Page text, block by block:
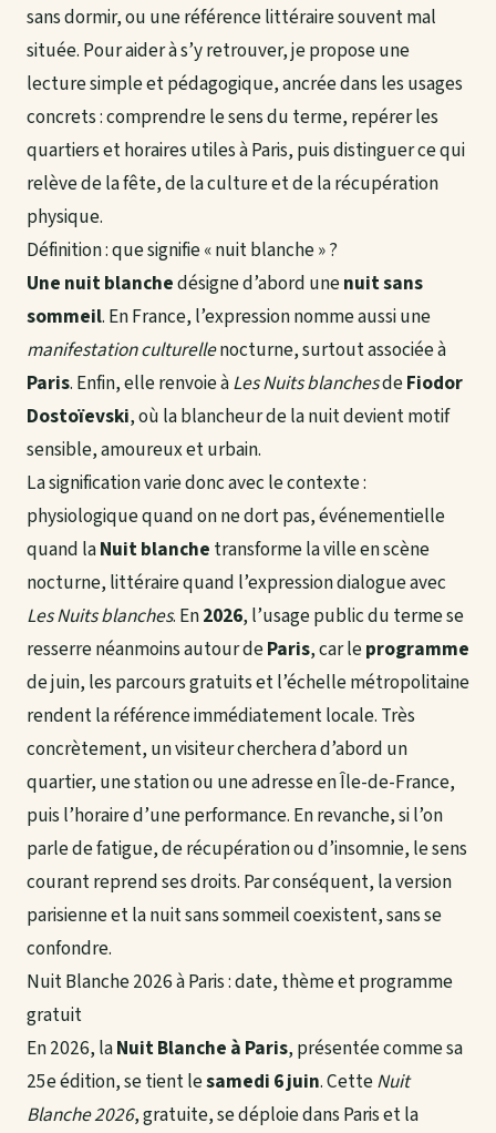
sans dormir, ou une référence littéraire souvent mal
située. Pour aider à s’y retrouver, je propose une
lecture simple et pédagogique, ancrée dans les usages
concrets : comprendre le sens du terme, repérer les
quartiers et horaires utiles à Paris, puis distinguer ce qui
relève de la fête, de la culture et de la récupération
physique.
Définition : que signifie « nuit blanche » ?
Une nuit blanchedésigne d’abord unenuit sans
sommeil. En France, l’expression nomme aussi une
manifestation culturellenocturne, surtout associée à
Paris. Enfin, elle renvoie àLes Nuits blanchesdeFiodor
Dostoïevski, où la blancheur de la nuit devient motif
sensible, amoureux et urbain.
La signification varie donc avec le contexte :
physiologique quand on ne dort pas, événementielle
quand laNuit blanche transforme la ville en scène
nocturne, littéraire quand l’expression dialogue avec
Les Nuits blanches. En2026, l’usage public du terme se
resserre néanmoins autour deParis, car leprogramme
de juin, les parcours gratuits et l’échelle métropolitaine
rendent la référence immédiatement locale. Très
concrètement, un visiteur cherchera d’abord un
quartier, une station ou une adresse en Île-de-France,
puis l’horaire d’une performance. En revanche, si l’on
parle de fatigue, de récupération ou d’insomnie, le sens
courant reprend ses droits. Par conséquent, la version
parisienne et la nuit sans sommeil coexistent, sans se
confondre.
Nuit Blanche 2026 à Paris : date, thème et programme
gratuit
En 2026, laNuit Blanche à Paris, présentée comme sa
25e édition, se tient lesamedi 6 juin. CetteNuit
Blanche 2026, gratuite, se déploie dans Paris et la